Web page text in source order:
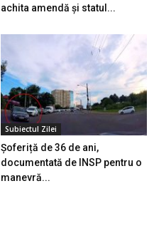
achita amendă și statul...
Subiectul Zilei
Șoferiță de 36 de ani,
documentată de INSP pentru o
manevră...